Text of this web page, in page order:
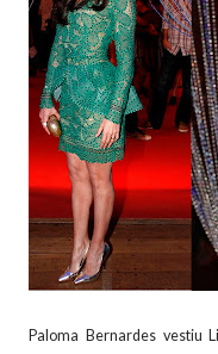
Paloma Bernardes vestiu